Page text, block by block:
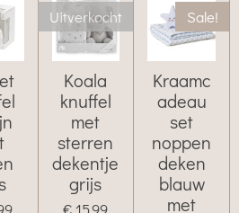
Uitverkocht
Koala
knuffel
met
sterren
dekentje
grijs
€ 15,99
Sale!
Kraamc
adeau
set
noppen
deken
blauw
met